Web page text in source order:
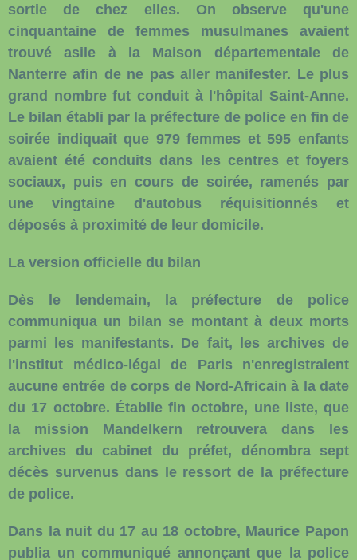
sortie de chez elles. On observe qu'une
cinquantaine de femmes musulmanes avaient
trouvé asile à la Maison départementale de
Nanterre afin de ne pas aller manifester. Le plus
grand nombre fut conduit à l'hôpital Saint-Anne.
Le bilan établi par la préfecture de police en fin de
soirée indiquait que 979 femmes et 595 enfants
avaient été conduits dans les centres et foyers
sociaux, puis en cours de soirée, ramenés par
une vingtaine d'autobus réquisitionnés et
déposés à proximité de leur domicile.
La version officielle du bilan
Dès le lendemain, la préfecture de police
communiqua un bilan se montant à deux morts
parmi les manifestants. De fait, les archives de
l'institut médico-légal de Paris n'enregistraient
aucune entrée de corps de Nord-Africain à la date
du 17 octobre. Établie fin octobre, une liste, que
la mission Mandelkern retrouvera dans les
archives du cabinet du préfet, dénombra sept
décès survenus dans le ressort de la préfecture
de police.
Dans la nuit du 17 au 18 octobre, Maurice Papon
publia un communiqué annonçant que la police